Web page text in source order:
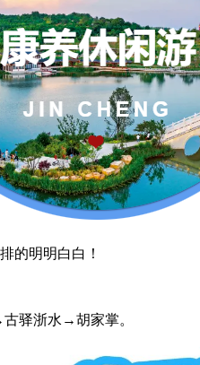
的明明白白！
驿浙水→胡家掌。